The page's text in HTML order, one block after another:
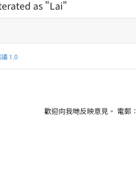
as "Lai"
1.0
歡迎向我哋反映意見。 電郵：